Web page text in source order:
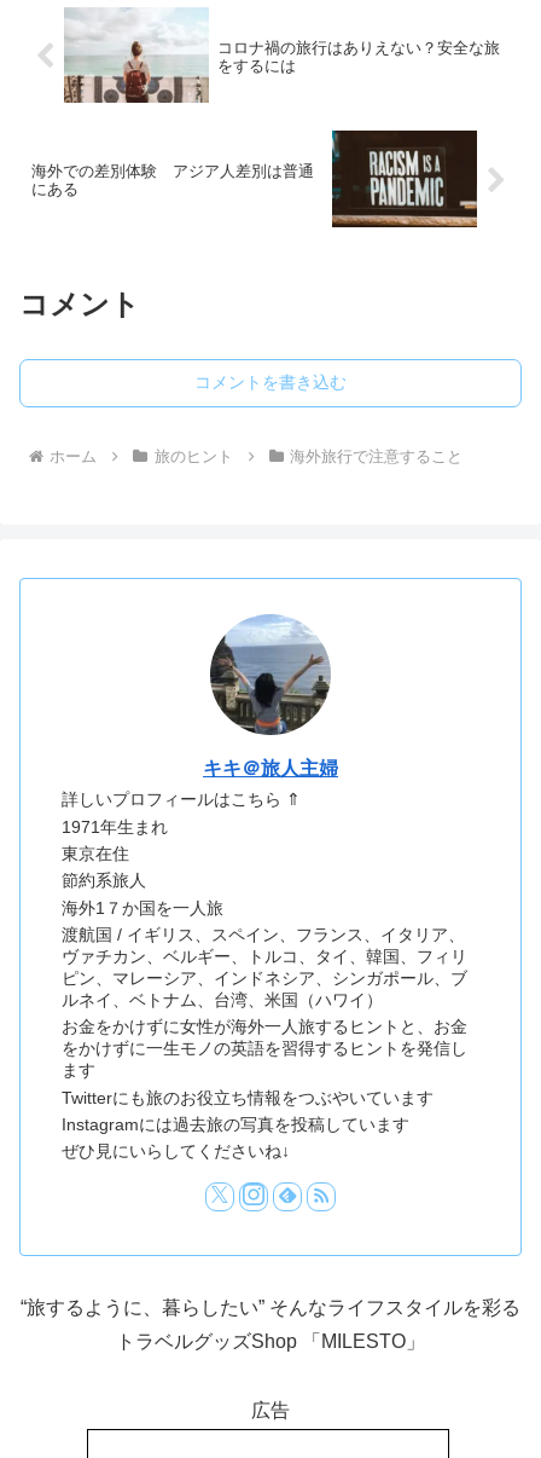
コロナ禍の旅行はありえない？安全な旅
をするには
海外での差別体験 アジア人差別は普通
にある
コメント
コメントを書き込む
ホーム 旅のヒント 海外旅行で注意すること
キキ＠旅人主婦
詳しいプロフィールはこちら ⇑
1971年生まれ
東京在住
節約系旅人
海外1７か国を一人旅
渡航国 / イギリス、スペイン、フランス、イタリア、
ヴァチカン、ベルギー、トルコ、タイ、韓国、フィリ
ピン、マレーシア、インドネシア、シンガポール、ブ
ルネイ、ベトナム、台湾、米国（ハワイ）
お金をかけずに女性が海外一人旅するヒントと、お金
をかけずに一生モノの英語を習得するヒントを発信し
ます
Twitterにも旅のお役立ち情報をつぶやいています
Instagramには過去旅の写真を投稿しています
ぜひ見にいらしてくださいね↓
“旅するように、暮らしたい” そんなライフスタイルを彩る
トラベルグッズShop 「MILESTO」
広告